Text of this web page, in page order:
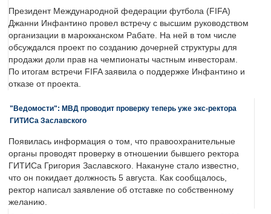
Президент Международной федерации футбола (FIFA)
Джанни Инфантино провел встречу с высшим руководством
организации в марокканском Рабате. На ней в том числе
обсуждался проект по созданию дочерней структуры для
продажи доли прав на чемпионаты частным инвесторам.
По итогам встречи FIFA заявила о поддержке Инфантино и
отказе от проекта.
"Ведомости": МВД проводит проверку теперь уже экс-ректора
ГИТИСа Заславского
Появилась информация о том, что правоохранительные
органы проводят проверку в отношении бывшего ректора
ГИТИСа Григория Заславского. Накануне стало известно,
что он покидает должность 5 августа. Как сообщалось,
ректор написал заявление об отставке по собственному
желанию.